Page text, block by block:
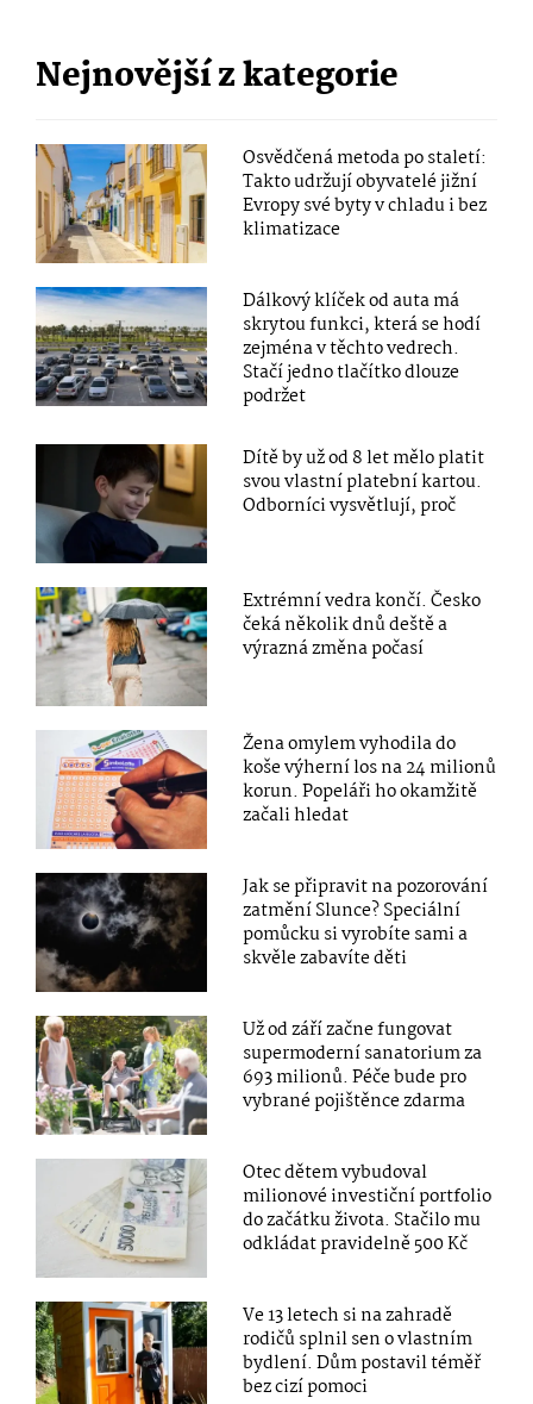
Nejnovější z kategorie
Osvědčená metoda po staletí:
Takto udržují obyvatelé jižní
Evropy své byty v chladu i bez
klimatizace
Dálkový klíček od auta má
skrytou funkci, která se hodí
zejména v těchto vedrech.
Stačí jedno tlačítko dlouze
podržet
Dítě by už od 8 let mělo platit
svou vlastní platební kartou.
Odborníci vysvětlují, proč
Extrémní vedra končí. Česko
čeká několik dnů deště a
výrazná změna počasí
Žena omylem vyhodila do
koše výherní los na 24 milionů
korun. Popeláři ho okamžitě
začali hledat
Jak se připravit na pozorování
zatmění Slunce? Speciální
pomůcku si vyrobíte sami a
skvěle zabavíte děti
Už od září začne fungovat
supermoderní sanatorium za
693 milionů. Péče bude pro
vybrané pojištěnce zdarma
Otec dětem vybudoval
milionové investiční portfolio
do začátku života. Stačilo mu
odkládat pravidelně 500 Kč
Ve 13 letech si na zahradě
rodičů splnil sen o vlastním
bydlení. Dům postavil téměř
bez cizí pomoci